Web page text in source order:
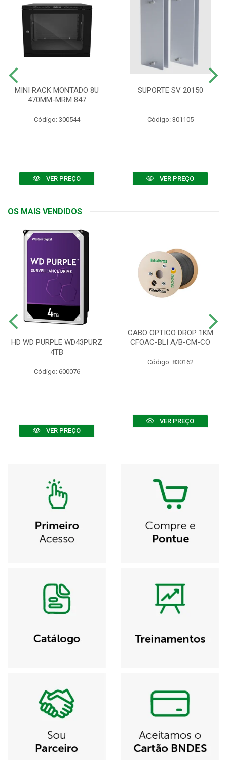
MINI RACK MONTADO 8U
470MM-MRM 847
Código: 300544
VER PREÇO
SUPORTE SV 20150
Código: 301105
VER PREÇO
OS MAIS VENDIDOS
HD WD PURPLE WD43PURZ
4TB
Código: 600076
VER PREÇO
CABO OPTICO DROP 1KM
CFOAC-BLI A/B-CM-CO
Código: 830162
VER PREÇO